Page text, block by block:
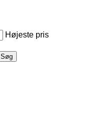
Højeste pris
Søg